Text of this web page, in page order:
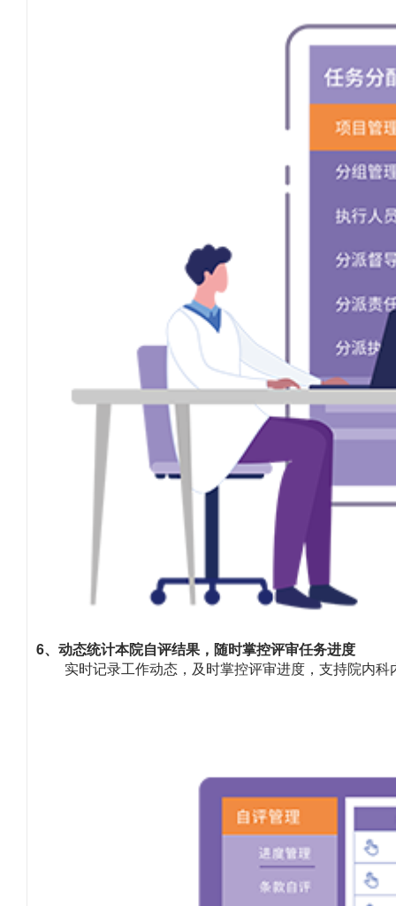
6、动态统计本院自评结果，随时掌控评审任务进度
实时记录工作动态，及时掌控评审进度，支持院内